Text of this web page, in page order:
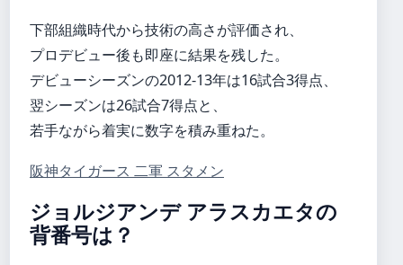
下部組織時代から技術の高さが評価され、
プロデビュー後も即座に結果を残した。
デビューシーズンの2012-13年は16試合3得点、
翌シーズンは26試合7得点と、
若手ながら着実に数字を積み重ねた。
阪神タイガース 二軍 スタメン
ジョルジアンデ アラスカエタの
背番号は？